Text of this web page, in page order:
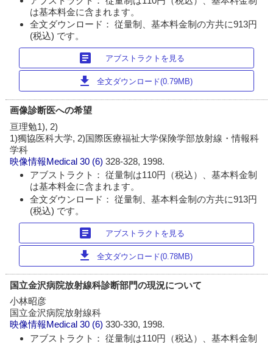
は基本料金に含まれます。
全文ダウンロード： 従量制、基本料金制の方共に913円
(税込) です。
article アブストラクトを見る
download 全文ダウンロード(0.79MB)
画像診断医への希望
亘理勉1), 2)
1)獨協医科大学, 2)国際医療福祉大学保険学部放射線・情報科
学科
映像情報Medical 30 (6)328-328, 1998.
アブストラクト： 従量制は110円（税込）、基本料金制
は基本料金に含まれます。
全文ダウンロード： 従量制、基本料金制の方共に913円
(税込) です。
article アブストラクトを見る
download 全文ダウンロード(0.78MB)
国立金沢病院放射線科診断部門の現況について
小林昭彦
国立金沢病院放射線科
映像情報Medical 30 (6)330-330, 1998.
アブストラクト： 従量制は110円（税込）、基本料金制